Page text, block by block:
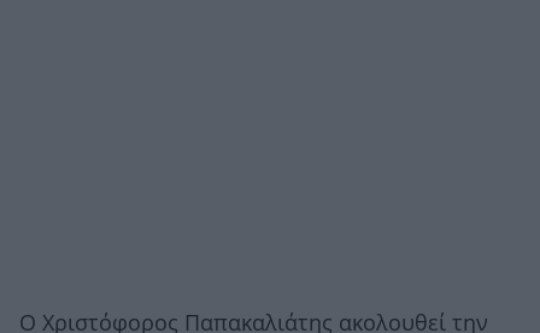
Ο Χριστόφορος Παπακαλιάτης ακολουθεί την